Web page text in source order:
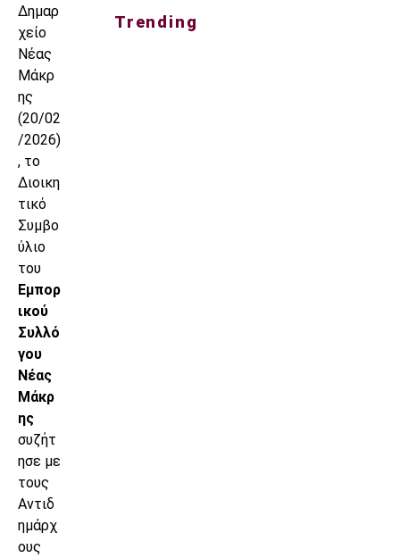
Δημαρ
χείο
Νέας
Μάκρ
ης
(20/02
/2026)
, το
Διοικη
τικό
Συμβο
ύλιο
του
Εμπορ
ικού
Συλλό
γου
Νέας
Μάκρ
ης
συζήτ
ησε με
τους
Αντιδ
ημάρχ
ους
Trending